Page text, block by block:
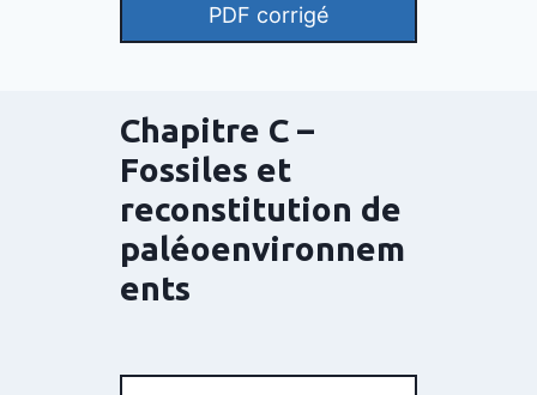
PDF corrigé
Chapitre C –
Fossiles et
reconstitution de
paléoenvironnem
ents